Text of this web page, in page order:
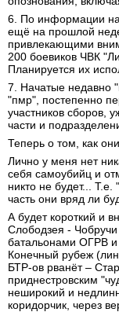
6. По информации
ещё на прошлой
привлекающими
200 боевиков ЧВК
Планируется их
7. Начатые недавно
"пмр", постепенно
участников сборов,
части и
Теперь о том, как
Лично у меня нет
себя самоубийц и
никто не будет...
часть они вряд ли
А будет короткий и
Слободзея -
батальонами ОГРВ и
Конечный рубеж
БТР-ов рванёт –
приднестровским
неширокий и
коридорчик, через